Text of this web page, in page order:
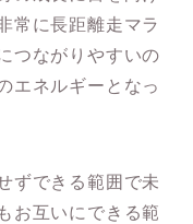
常に長距離走マラ
つながりやすいの
エネルギーとなっ
ずできる範囲で未
お互いにできる範